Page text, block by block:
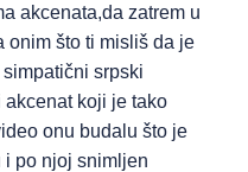
akcenata,da zatrem u
onim što ti misliš da je
srpski
koji je tako
onu budalu što je
po njoj snimljen